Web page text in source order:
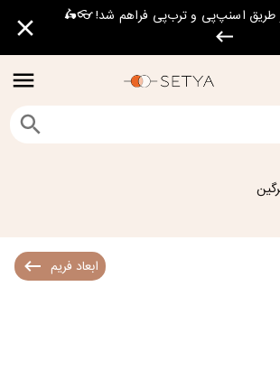
طریق اسنپ‌پی و ترب‌پی فراهم شد! 👓🛵
ابعاد فریم